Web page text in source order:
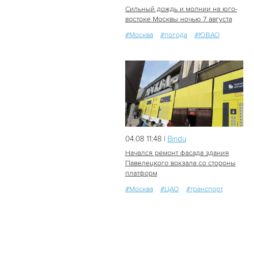
38
Сильный дождь и молнии на юго-
востоке Москвы ночью 7 августа
#Москва
#погода #ЮВАО
04.08 11:48 | Bindu
Начался ремонт фасада здания
Павелецкого вокзала со стороны
платформ
#Москва
#ЦАО #транспорт